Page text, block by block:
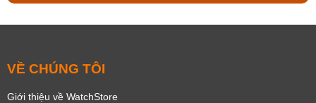
VỀ CHÚNG TÔI
Giới thiệu về WatchStore